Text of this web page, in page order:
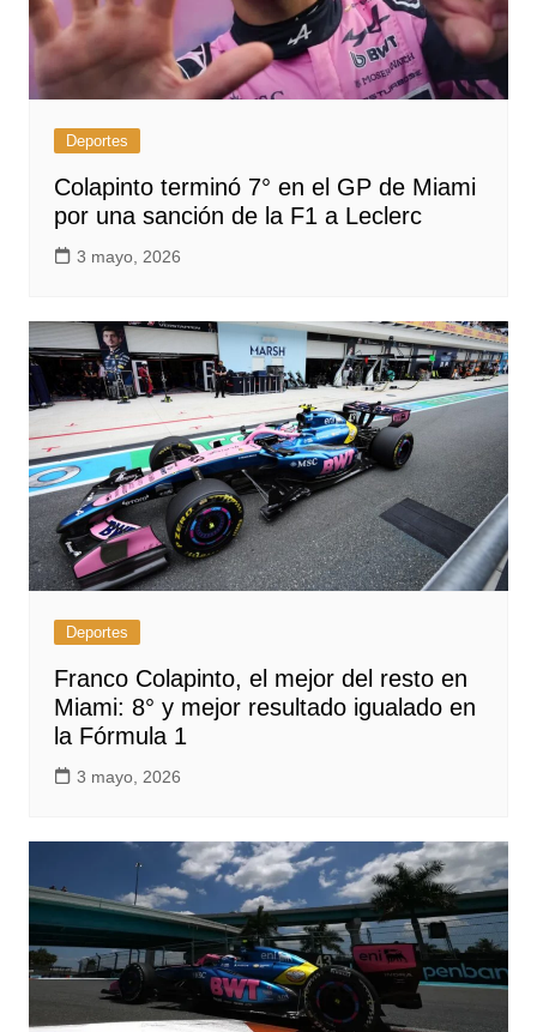
Deportes
Colapinto terminó 7° en el GP de Miami
por una sanción de la F1 a Leclerc
3 mayo, 2026
Deportes
Franco Colapinto, el mejor del resto en
Miami: 8° y mejor resultado igualado en
la Fórmula 1
3 mayo, 2026